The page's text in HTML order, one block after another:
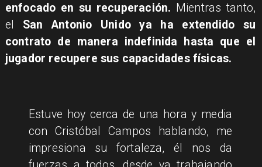
enfocado en su recuperación. Mientras tanto,
el San Antonio Unido ya ha extendido su
contrato de manera indefinida hasta que el
jugador recupere sus capacidades físicas.
Estuve hoy cerca de una hora y media
con Cristóbal Campos hablando, me
impresiona su fortaleza, él nos da